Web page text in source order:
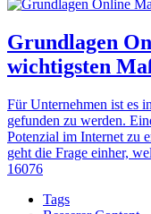
Grundlagen
wichtigsten
Für Unternehmen ist es
gefunden zu werden.
Potenzial im Internet zu
geht die Frage einher,
16076
Tags